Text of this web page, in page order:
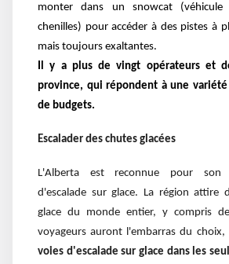
monter dans un snowcat (véhicule
chenilles) pour accéder à des pistes à
mais toujours exaltantes.
Il y a plus de vingt opérateurs et
province, qui répondent à une
de budgets.
Escalader des chutes glacées
L'Alberta est reconnue pour son
d'escalade sur glace. La région attire
glace du monde entier, y compris
voyageurs auront l'embarras du choix,
voies d'escalade sur glace dans les